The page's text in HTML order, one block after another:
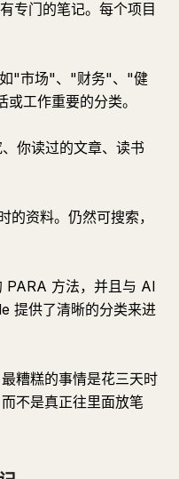
专门的笔记。每个项目
"市场"、"财务"、"健
工作重要的分类。
你读过的文章、读书
资料。仍然可搜索，
方法，并且与 AI
提供了清晰的分类来进
糟糕的事情是花三天时
不是真正往里面放笔